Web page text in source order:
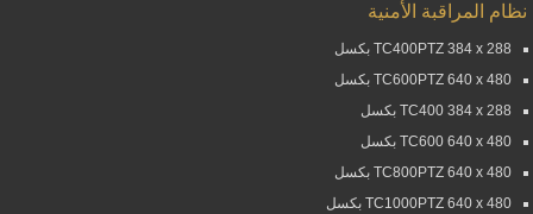
نظام المراقبة الأمنية
TC400PTZ 384 x 288 بكسل
TC600PTZ 640 x 480 بكسل
TC400 384 x 288 بكسل
TC600 640 x 480 بكسل
TC800PTZ 640 x 480 بكسل
TC1000PTZ 640 x 480 بكسل